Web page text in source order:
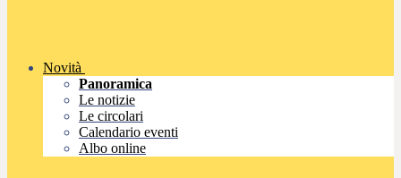
Novità
Panoramica
Le notizie
Le circolari
Calendario eventi
Albo online